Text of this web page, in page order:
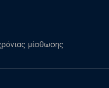
μίσθωσης